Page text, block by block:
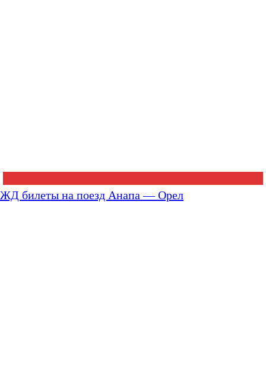
ЖД билеты на поезд Анапа — Орел